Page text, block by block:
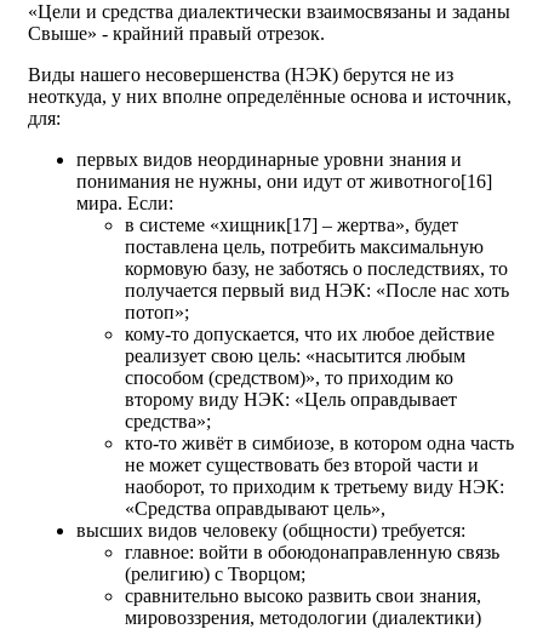
«Цели и средства диалектически взаимосвязаны и заданы
Свыше» - крайний правый отрезок.
Виды нашего несовершенства (НЭК) берутся не из
неоткуда, у них вполне определённые основа и источник,
для:
первых видов неординарные уровни знания и
понимания не нужны, они идут от животного[16]
мира. Если:
в системе «хищник[17] – жертва», будет
поставлена цель, потребить максимальную
кормовую базу, не заботясь о последствиях, то
получается первый вид НЭК: «После нас хоть
потоп»;
кому-то допускается, что их любое действие
реализует свою цель: «насытится любым
способом (средством)», то приходим ко
второму виду НЭК: «Цель оправдывает
средства»;
кто-то живёт в симбиозе, в котором одна часть
не может существовать без второй части и
наоборот, то приходим к третьему виду НЭК:
«Средства оправдывают цель»,
высших видов человеку (общности) требуется:
главное: войти в обоюдонаправленную связь
(религию) с Творцом;
сравнительно высоко развить свои знания,
мировоззрения, методологии (диалектики)